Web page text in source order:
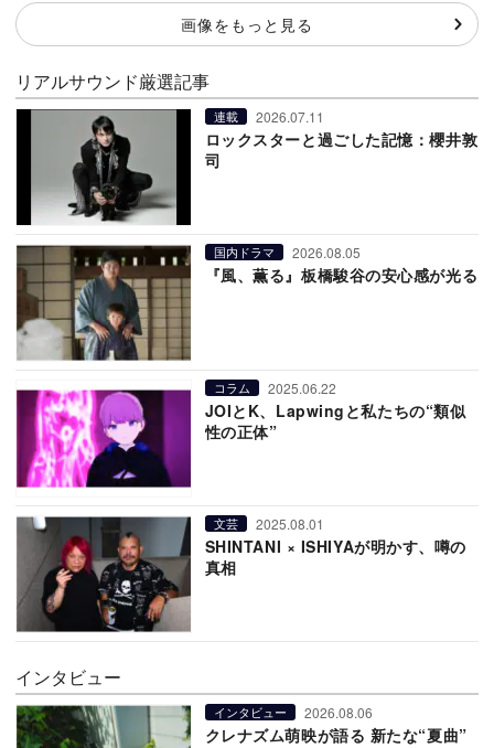
画像をもっと見る
リアルサウンド厳選記事
連載 2026.07.11
ロックスターと過ごした記憶：櫻井敦
司
国内ドラマ 2026.08.05
『風、薫る』板橋駿谷の安心感が光る
コラム 2025.06.22
JOIとK、Lapwingと私たちの“類似
性の正体”
文芸 2025.08.01
SHINTANI × ISHIYAが明かす、噂の
真相
インタビュー
インタビュー 2026.08.06
クレナズム萌映が語る 新たな“夏曲”